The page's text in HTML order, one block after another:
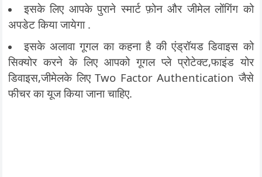
इसके लिए आपके पुराने स्मार्ट फ़ोन और जीमेल लोंगिंग को
अपडेट किया जायेगा .
इसके अलावा गूगल का कहना है की एंड्रॉयड डिवाइस को
सिक्योर करने के लिए आपको गूगल प्ले प्रोटेक्ट,फाइंड योर
डिवाइस,जीमेलके लिए Two Factor Authentication जैसे
फीचर का यूज किया जाना चाहिए.